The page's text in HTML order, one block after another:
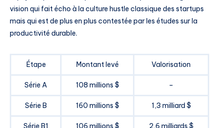
vision qui fait écho à la culture hustle classique des startups
mais qui est de plus en plus contestée par les études sur la
productivité durable.
Étape Montant levé Valorisation
Série A 108 millions $ –
Série B 160 millions $ 1,3 milliard $
Série B1 106 millions $ 2,6 milliards $